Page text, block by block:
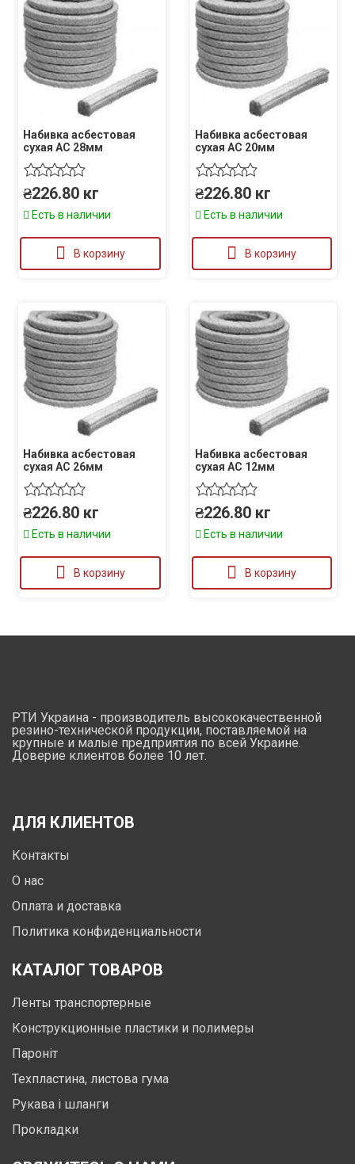
Набивка асбестовая
сухая АС 28мм
₴226.80 кг
Есть в наличии
В корзину
Набивка асбестовая
сухая АС 20мм
₴226.80 кг
Есть в наличии
В корзину
Набивка асбестовая
сухая АС 26мм
₴226.80 кг
Есть в наличии
В корзину
Набивка асбестовая
сухая АС 12мм
₴226.80 кг
Есть в наличии
В корзину
РТИ Украина - производитель высококачественной
резино-технической продукции, поставляемой на
крупные и малые предприятия по всей Украине.
Доверие клиентов более 10 лет.
ДЛЯ КЛИЕНТОВ
Контакты
О нас
Оплата и доставка
Политика конфиденциальности
КАТАЛОГ ТОВАРОВ
Ленты транспортерные
Конструкционные пластики и полимеры
Пароніт
Техпластина, листова гума
Рукава і шланги
Прокладки